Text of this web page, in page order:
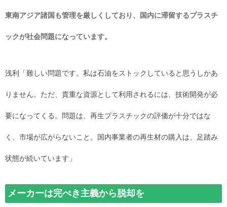
東南アジア諸国も管理を厳しくしており、国内に滞留するプラスチ
ックが社会問題になっています。
浅利「難しい問題です。私は石油をストックしていると思うしかあ
りません。ただ、貴重な資源として利用されるには、技術開発が必
要になってくる。問題は、再生プラスチックの評価が十分ではな
く、市場が広がらないこと。国内事業者の再生材の購入は、足踏み
状態が続いています」
メーカーは完ぺき主義から脱却を